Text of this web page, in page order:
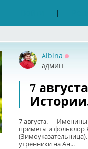
|
Albina
админ
7
7 августа.
приметы и фольклор
утренники на Ан...